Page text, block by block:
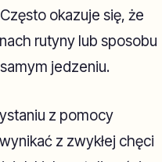
okazuje się, że
rutyny lub sposobu
jedzeniu.
z pomocy
z zwykłej chęci